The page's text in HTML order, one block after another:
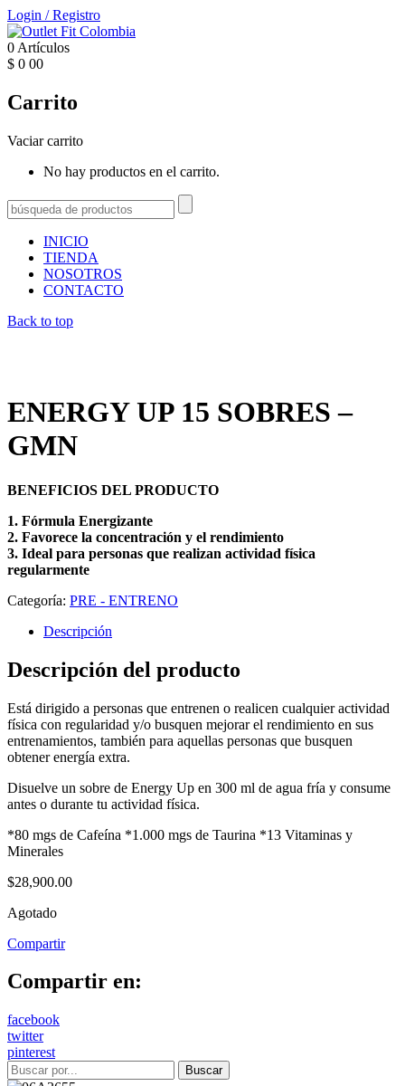
Login /Registro
0 Artículos
$ 0 00
Carrito
Vaciar carrito
No hay productos en el carrito.
INICIO
TIENDA
NOSOTROS
CONTACTO
Back to top
ENERGY UP 15 SOBRES –
GMN
BENEFICIOS DEL PRODUCTO
1. Fórmula Energizante
2. Favorece la concentración y el rendimiento
3. Ideal para personas que realizan actividad física
regularmente
Categoría: PRE - ENTRENO
Descripción
Descripción del producto
Está dirigido a personas que entrenen o realicen cualquier actividad
física con regularidad y/o busquen mejorar el rendimiento en sus
entrenamientos, también para aquellas personas que busquen
obtener energía extra.
Disuelve un sobre de Energy Up en 300 ml de agua fría y consume
antes o durante tu actividad física.
*80 mgs de Cafeína *1.000 mgs de Taurina *13 Vitaminas y
Minerales
$28,900.00
Agotado
Compartir
Compartir en:
facebook
twitter
pinterest